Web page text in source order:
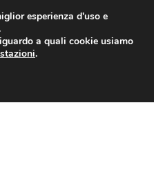
da 7 EUR
/800 580 290
esperienza d'uso e
a quali cookie usiamo
.